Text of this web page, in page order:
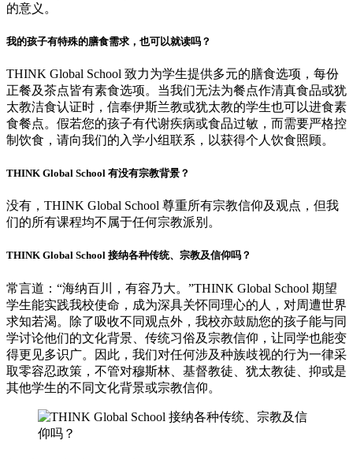
的意义。
我的孩子有特殊的膳食需求，也可以就读吗？
THINK Global School 致力为学生提供多元的膳食选项，每份
正餐及茶点皆有素食选项。当我们无法为餐点作清真食品或犹
太教洁食认证时，信奉伊斯兰教或犹太教的学生也可以进食素
食餐点。假若您的孩子有代谢疾病或食品过敏，而需要严格控
制饮食，请向我们的入学小组联系，以获得个人饮食照顾。
THINK Global School 有没有宗教背景？
没有，THINK Global School 尊重所有宗教信仰及观点，但我
们的所有课程均不属于任何宗教派别。
THINK Global School 接纳各种传统、宗教及信仰吗？
常言道：“海纳百川，有容乃大。”THINK Global School 期望
学生能实践我校使命，成为深具关怀同理心的人，对周遭世界
求知若渴。除了吸收不同观点外，我校亦鼓励您的孩子能与同
学讨论他们的文化背景、传统习俗及宗教信仰，让同学也能变
得更见多识广。因此，我们对任何涉及种族歧视的行为一律采
取零容忍政策，不管对穆斯林、基督教徒、犹太教徒、抑或是
其他学生的不同文化背景或宗教信仰。